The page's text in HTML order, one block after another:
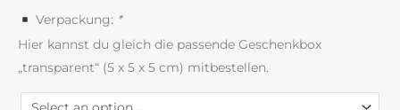
Verpackung: *
Hier kannst du gleich die passende Geschenkbox
„transparent“ (5 x 5 x 5 cm) mitbestellen.